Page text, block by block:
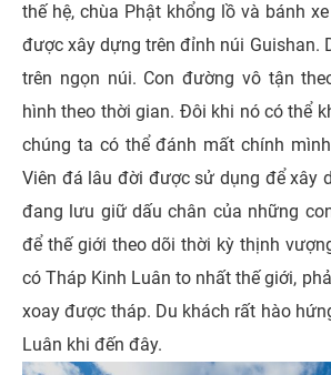
thế hệ, chùa Phật khổng lồ và bánh
được xây dựng trên đỉnh núi Guishan.
trên ngọn núi. Con đường vô tận
hình theo thời gian. Đôi khi nó có thể
chúng ta có thể đánh mất chính
Viên đá lâu đời được sử dụng để xây
đang lưu giữ dấu chân của những
để thế giới theo dõi thời kỳ thịnh
có Tháp Kinh Luân to nhất thế giới,
xoay được tháp. Du khách rất hào
Luân khi đến đây.